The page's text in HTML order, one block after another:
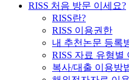
RISS 처음 방문 이세요?
RISS란?
RISS 이용권한
내 추천논문 등록
RISS 자료 유형별
복사/대출 이용방